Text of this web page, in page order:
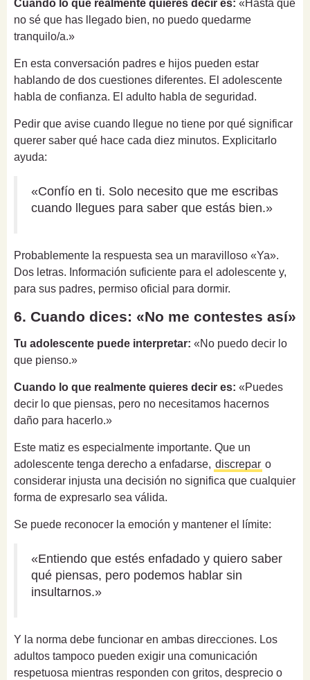
Cuando lo que realmente quieres decir es: «Hasta que
no sé que has llegado bien, no puedo quedarme
tranquilo/a.»
En esta conversación padres e hijos pueden estar
hablando de dos cuestiones diferentes. El adolescente
habla de confianza. El adulto habla de seguridad.
Pedir que avise cuando llegue no tiene por qué significar
querer saber qué hace cada diez minutos. Explicitarlo
ayuda:
«Confío en ti. Solo necesito que me escribas
cuando llegues para saber que estás bien.»
Probablemente la respuesta sea un maravilloso «Ya».
Dos letras. Información suficiente para el adolescente y,
para sus padres, permiso oficial para dormir.
6. Cuando dices: «No me contestes así»
Tu adolescente puede interpretar: «No puedo decir lo
que pienso.»
Cuando lo que realmente quieres decir es: «Puedes
decir lo que piensas, pero no necesitamos hacernos
daño para hacerlo.»
Este matiz es especialmente importante. Que un
adolescente tenga derecho a enfadarse, discrepar o
considerar injusta una decisión no significa que cualquier
forma de expresarlo sea válida.
Se puede reconocer la emoción y mantener el límite:
«Entiendo que estés enfadado y quiero saber
qué piensas, pero podemos hablar sin
insultarnos.»
Y la norma debe funcionar en ambas direcciones. Los
adultos tampoco pueden exigir una comunicación
respetuosa mientras responden con gritos, desprecio o